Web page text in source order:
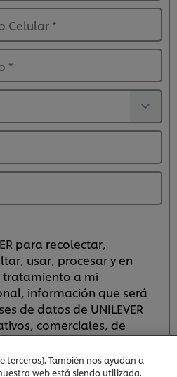
Celular *
*
para recolectar,
usar, procesar y en
a mi
información que será
de datos de UNILEVER
comerciales, de
y contacto de todas las
de Privacidad). *
propias y de terceros (y tecnologías
tu experiencia en nuestra web.
disfrutar de ciertas
guardar tu carrito de la
contenidos en redes
Instagram, etc.) y personalizar
terceros). También nos ayudan a
web está siendo utilizada.